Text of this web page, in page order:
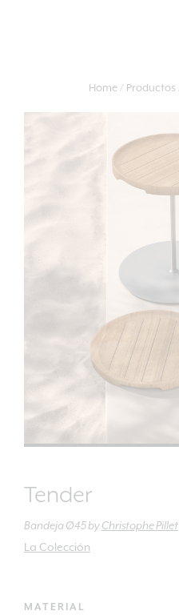
Home Productos
Tender
Bandeja Ø45byChristophe Pillet
La Colección
MATERIAL